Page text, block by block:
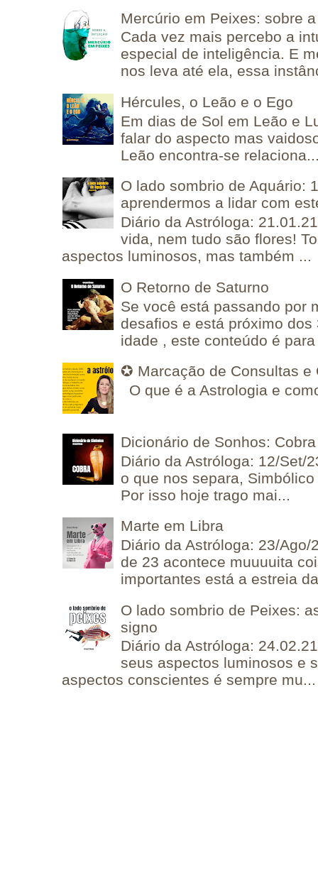
Mercúrio em Peixes: sobre
Cada vez mais percebo a
especial de inteligência. E
nos leva até ela, essa
Hércules, o Leão e o Ego
Em dias de Sol em Leão e
falar do aspecto mas
Leão encontra-se
O lado sombrio de Aquário:
aprendermos a lidar com
Diário da Astróloga:
vida, nem tudo são flores!
aspectos luminosos, mas também ...
O Retorno de Saturno
Se você está passando por
desafios e está próximo
idade , este conteúdo é
✪ Marcação de Consultas e
O que é a Astrologia e
Dicionário de Sonhos: Cobra
Diário da Astróloga: 12/Set/
o que nos separa,
Por isso hoje trago mai...
Marte em Libra
Diário da Astróloga: 23/
de 23 acontece muuuuita
importantes está a estreia
O lado sombrio de Peixes:
signo
Diário da Astróloga:
seus aspectos luminosos e
aspectos conscientes é sempre mu...